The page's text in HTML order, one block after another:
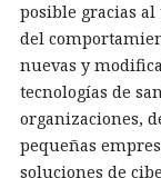
posible gracias
del
nuevas y
tecnologías de
organizaciones,
pequeñas
soluciones de